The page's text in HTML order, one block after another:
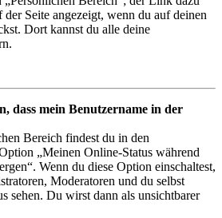
Seite angezeigt, wenn du auf deinen
Dort kannst du alle deine
dass mein Benutzername in der
Bereich findest du in den
„Meinen Online-Status während
Wenn du diese Option einschaltest,
Moderatoren und du selbst
sehen. Du wirst dann als unsichtbarer